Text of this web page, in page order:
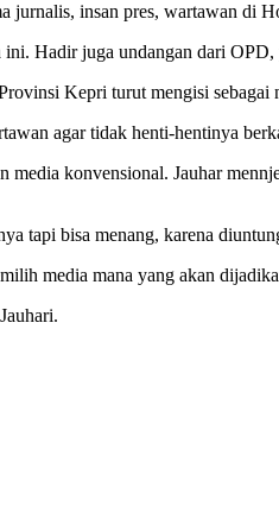
jurnalis, insan pres, wartawan di
Hadir juga undangan dari
Kepri turut mengisi sebagai
agar tidak henti-hentinya
konvensional. Jauhar
tapi bisa menang, karena
media mana yang akan